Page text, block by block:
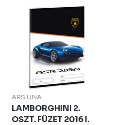
ARS UNA
LAMBORGHINI 2.
OSZT. FÜZET 2016 I.